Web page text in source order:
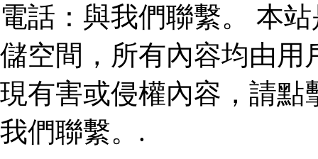
電話：與我們聯繫。 本
儲空間，所有內容均由用
現有害或侵權內容，請點
我們聯繫。.